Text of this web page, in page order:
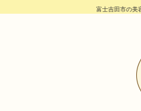
富士吉田市の美